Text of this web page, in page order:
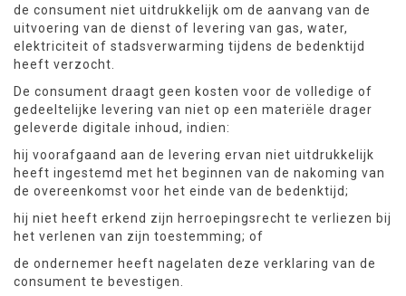
de consument niet uitdrukkelijk om de aanvang van de
uitvoering van de dienst of levering van gas, water,
elektriciteit of stadsverwarming tijdens de bedenktijd
heeft verzocht.
De consument draagt geen kosten voor de volledige of
gedeeltelijke levering van niet op een materiële drager
geleverde digitale inhoud, indien:
hij voorafgaand aan de levering ervan niet uitdrukkelijk
heeft ingestemd met het beginnen van de nakoming van
de overeenkomst voor het einde van de bedenktijd;
hij niet heeft erkend zijn herroepingsrecht te verliezen bij
het verlenen van zijn toestemming; of
de ondernemer heeft nagelaten deze verklaring van de
consument te bevestigen.